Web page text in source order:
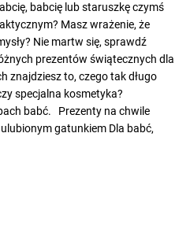
babcię lub staruszkę czymś
Masz wrażenie, że
Nie martw się, sprawdź
prezentów świątecznych dla
znajdziesz to, czego tak długo
specjalna kosmetyka?
babć. Prezenty na chwile
gatunkiem Dla babć,